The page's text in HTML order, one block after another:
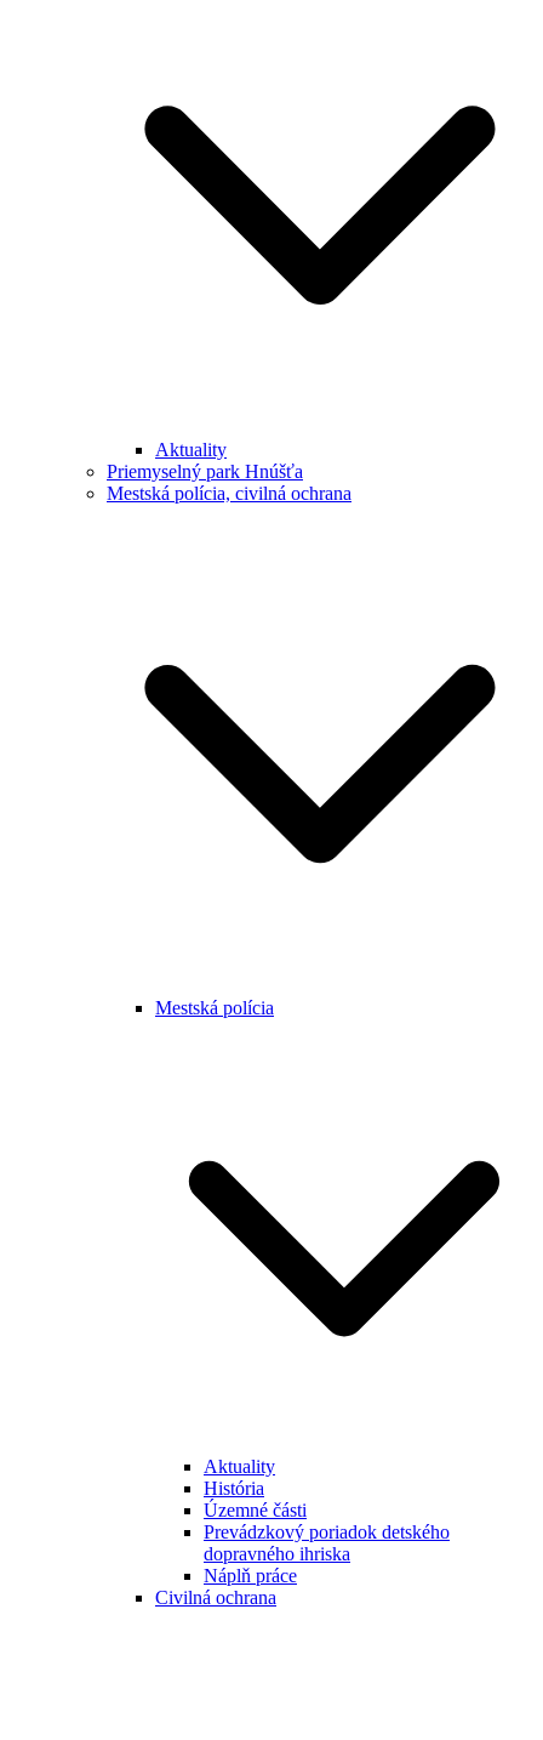
Aktuality
Priemyselný park Hnúšťa
Mestská polícia, civilná ochrana
Mestská polícia
Aktuality
História
Územné části
Prevádzkový poriadok detského
dopravného ihriska
Náplň práce
Civilná ochrana